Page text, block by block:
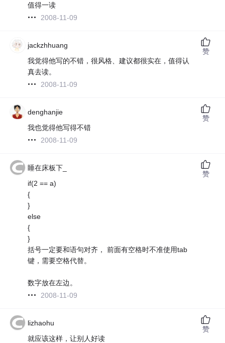
值得一读
2008-11-09
jackzhhuang
我觉得他写的不错，很风格、建议都很实在，值得认
真去读。
2008-11-09
赞
denghanjie
我也觉得他写得不错
2008-11-09
赞
睡在床板下_
if(2 == a)
{
}
else
{
}
括号一定要和语句对齐， 前面有空格时不准使用tab
键，需要空格代替。
数字放在左边。
2008-11-09
赞
lizhaohu
就应该这样，让别人好读
赞